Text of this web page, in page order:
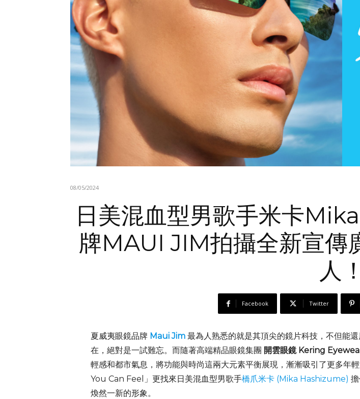
08/05/2024
日美混血型男歌手米卡
牌MAUI JIM拍攝全新宣傳
人！
Facebook Twitter
夏威夷眼鏡品牌 Maui Jim 最為人熟悉的就是其頂尖的鏡片科技，不但能
在，絕對是一試難忘。而隨著高端精品眼鏡集團 開雲眼鏡 Kering
輕感和都市氣息，將功能與時尚這兩大元素平衡展現，漸漸吸引了更多
You Can Feel」更找來日美混血型男歌手橋爪米卡 (Mika Hashizume)
煥然一新的形象。